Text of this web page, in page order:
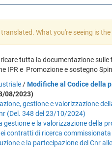
What you're seeing is
tutta la documentazione
IPR e Promozione e sostegno
/Modifiche al Codice della
08/2023)
gestione e valorizzazione
(Del. 348 del 23/10/2024)
gestione e la valorizzazione della
contratti di ricerca
e la partecipazione del Cnr